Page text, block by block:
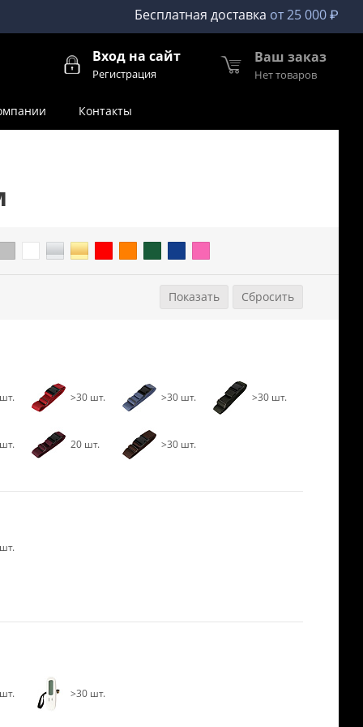
Бесплатная доставка от 25 000 ₽
Вход на сайт
Регистрация
Ваш заказ
Нет товаров
Контакты
Сбросить
>30 шт. >30 шт. >30 шт.
20 шт. >30 шт.
>30 шт.